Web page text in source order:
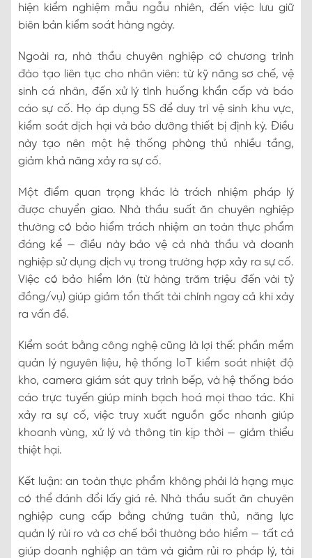
hiện kiểm nghiệm mẫu ngẫu nhiên, đến việc lưu giữ
biên bản kiểm soát hàng ngày.
Ngoài ra, nhà thầu chuyên nghiệp có chương trình
đào tạo liên tục cho nhân viên: từ kỹ năng sơ chế, vệ
sinh cá nhân, đến xử lý tình huống khẩn cấp và báo
cáo sự cố. Họ áp dụng 5S để duy trì vệ sinh khu vực,
kiểm soát dịch hại và bảo dưỡng thiết bị định kỳ. Điều
này tạo nên một hệ thống phòng thủ nhiều tầng,
giảm khả năng xảy ra sự cố.
Một điểm quan trọng khác là trách nhiệm pháp lý
được chuyển giao. Nhà thầu suất ăn chuyên nghiệp
thường có bảo hiểm trách nhiệm an toàn thực phẩm
đáng kể — điều này bảo vệ cả nhà thầu và doanh
nghiệp sử dụng dịch vụ trong trường hợp xảy ra sự cố.
Việc có bảo hiểm lớn (từ hàng trăm triệu đến vài tỷ
đồng/vụ) giúp giảm tổn thất tài chính ngay cả khi xảy
ra vấn đề.
Kiểm soát bằng công nghệ cũng là lợi thế: phần mềm
quản lý nguyên liệu, hệ thống IoT kiểm soát nhiệt độ
kho, camera giám sát quy trình bếp, và hệ thống báo
cáo trực tuyến giúp minh bạch hoá mọi thao tác. Khi
xảy ra sự cố, việc truy xuất nguồn gốc nhanh giúp
khoanh vùng, xử lý và thông tin kịp thời — giảm thiểu
thiệt hại.
Kết luận: an toàn thực phẩm không phải là hạng mục
có thể đánh đổi lấy giá rẻ. Nhà thầu suất ăn chuyên
nghiệp cung cấp bằng chứng tuân thủ, năng lực
quản lý rủi ro và cơ chế bồi thường bảo hiểm — tất cả
giúp doanh nghiệp an tâm và giảm rủi ro pháp lý, tài